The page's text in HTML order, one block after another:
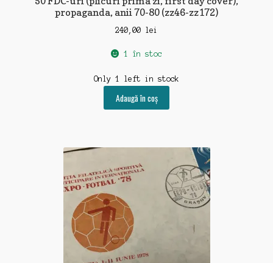
propaganda, anii 70-80 (zz46-zz172)
240,00 lei
1 în stoc
Only 1 left in stock
Adaugă în coș